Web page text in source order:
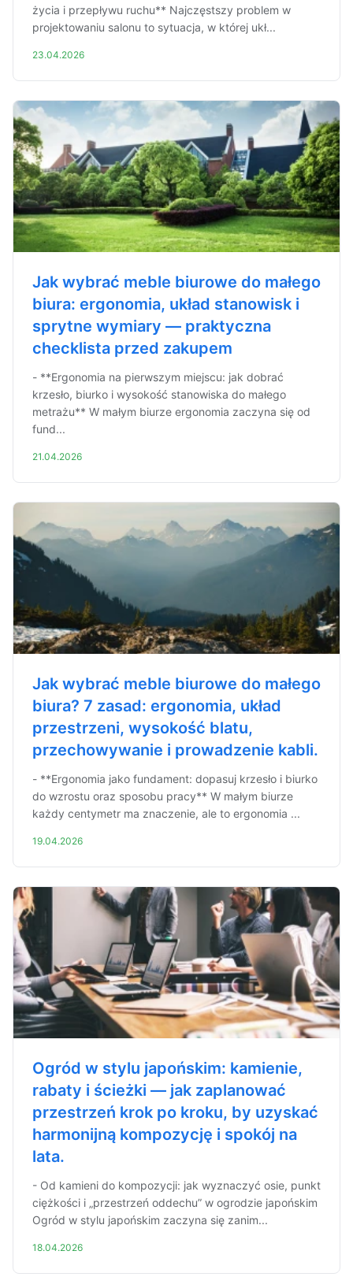
życia i przepływu ruchu** Najczęstszy problem w
projektowaniu salonu to sytuacja, w której ukł...
23.04.2026
Jak wybrać meble biurowe do małego
biura: ergonomia, układ stanowisk i
sprytne wymiary — praktyczna
checklista przed zakupem
- **Ergonomia na pierwszym miejscu: jak dobrać
krzesło, biurko i wysokość stanowiska do małego
metrażu** W małym biurze ergonomia zaczyna się od
fund...
21.04.2026
Jak wybrać meble biurowe do małego
biura? 7 zasad: ergonomia, układ
przestrzeni, wysokość blatu,
przechowywanie i prowadzenie kabli.
- **Ergonomia jako fundament: dopasuj krzesło i biurko
do wzrostu oraz sposobu pracy** W małym biurze
każdy centymetr ma znaczenie, ale to ergonomia ...
19.04.2026
Ogród w stylu japońskim: kamienie,
rabaty i ścieżki — jak zaplanować
przestrzeń krok po kroku, by uzyskać
harmonijną kompozycję i spokój na
lata.
- Od kamieni do kompozycji: jak wyznaczyć osie, punkt
ciężkości i „przestrzeń oddechu” w ogrodzie japońskim
Ogród w stylu japońskim zaczyna się zanim...
18.04.2026